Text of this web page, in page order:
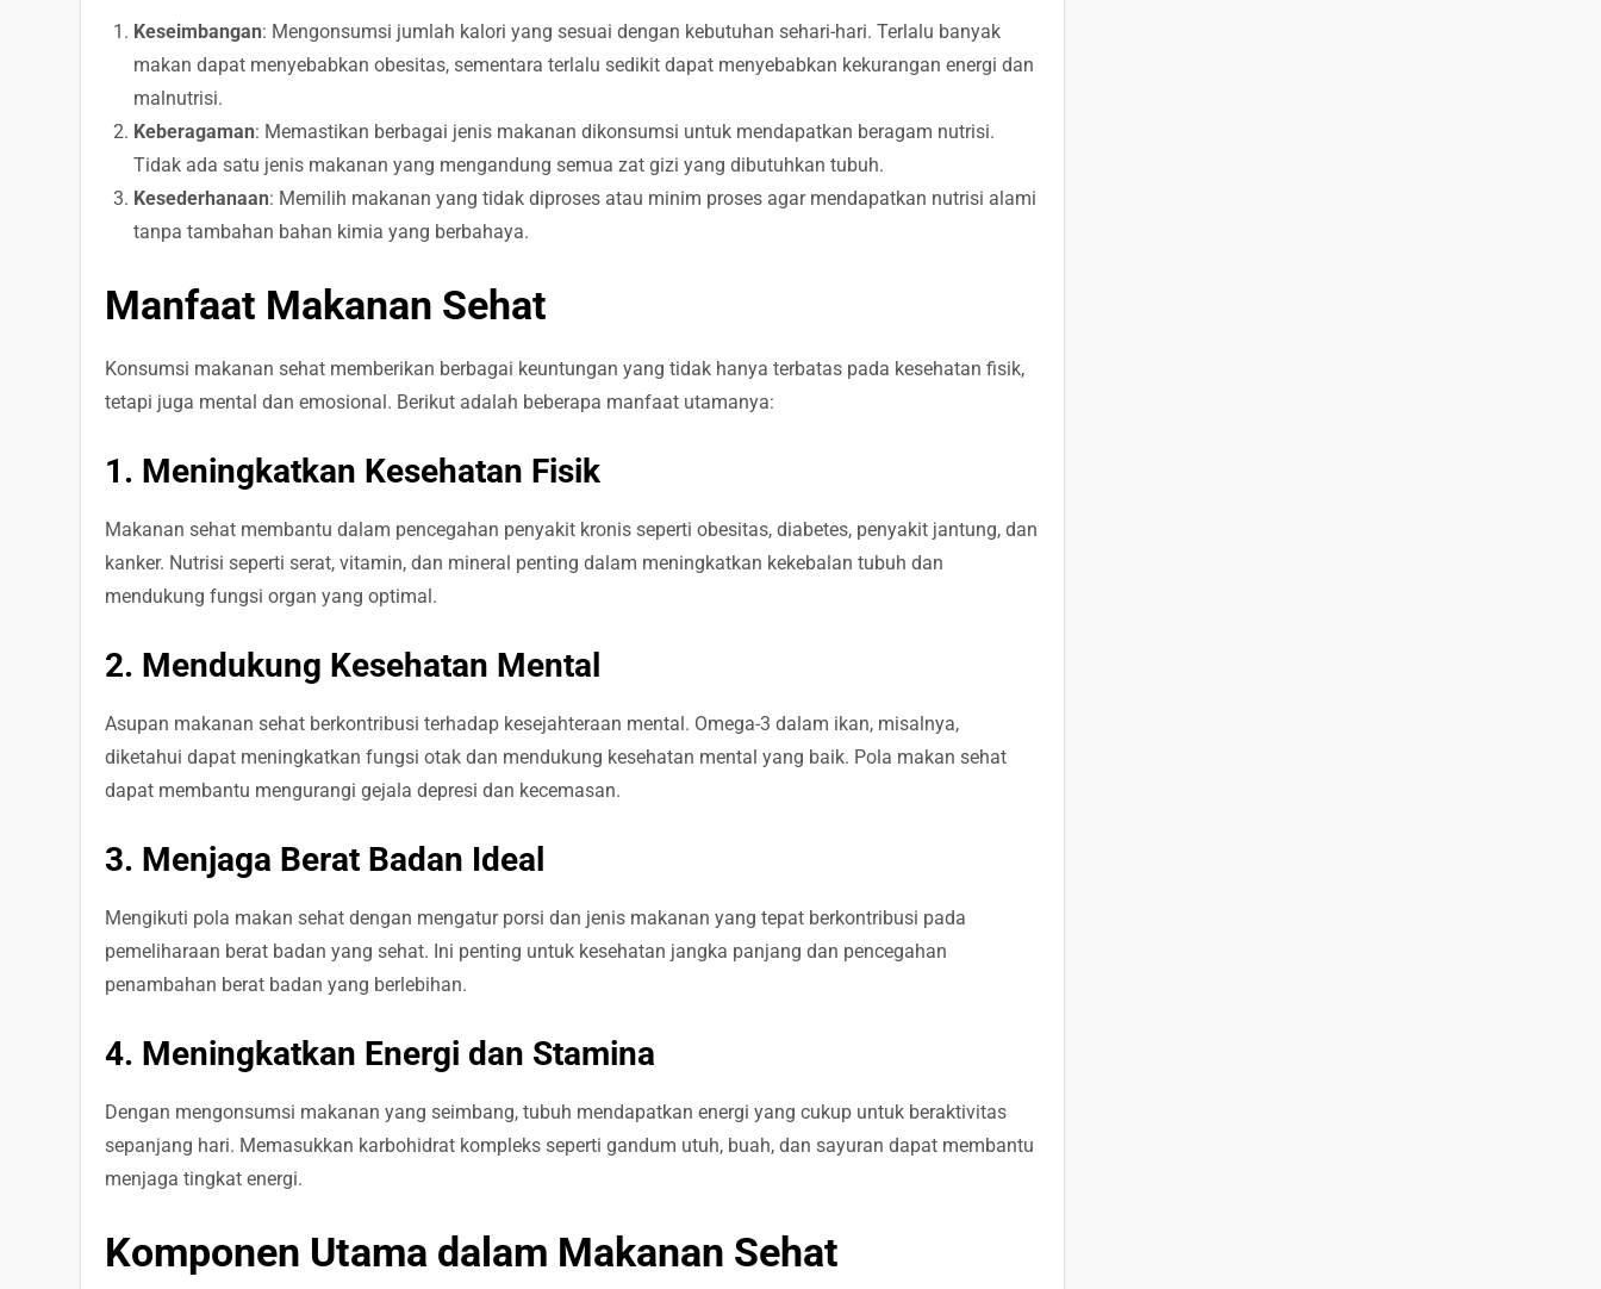
Keseimbangan: Mengonsumsi jumlah kalori yang sesuai dengan kebutuhan sehari-hari. Terlalu banyak
makan dapat menyebabkan obesitas, sementara terlalu sedikit dapat menyebabkan kekurangan energi dan
malnutrisi.
Keberagaman: Memastikan berbagai jenis makanan dikonsumsi untuk mendapatkan beragam nutrisi.
Tidak ada satu jenis makanan yang mengandung semua zat gizi yang dibutuhkan tubuh.
Kesederhanaan: Memilih makanan yang tidak diproses atau minim proses agar mendapatkan nutrisi alami
tanpa tambahan bahan kimia yang berbahaya.
Manfaat Makanan Sehat
Konsumsi makanan sehat memberikan berbagai keuntungan yang tidak hanya terbatas pada kesehatan fisik,
tetapi juga mental dan emosional. Berikut adalah beberapa manfaat utamanya:
1. Meningkatkan Kesehatan Fisik
Makanan sehat membantu dalam pencegahan penyakit kronis seperti obesitas, diabetes, penyakit jantung, dan
kanker. Nutrisi seperti serat, vitamin, dan mineral penting dalam meningkatkan kekebalan tubuh dan
mendukung fungsi organ yang optimal.
2. Mendukung Kesehatan Mental
Asupan makanan sehat berkontribusi terhadap kesejahteraan mental. Omega-3 dalam ikan, misalnya,
diketahui dapat meningkatkan fungsi otak dan mendukung kesehatan mental yang baik. Pola makan sehat
dapat membantu mengurangi gejala depresi dan kecemasan.
3. Menjaga Berat Badan Ideal
Mengikuti pola makan sehat dengan mengatur porsi dan jenis makanan yang tepat berkontribusi pada
pemeliharaan berat badan yang sehat. Ini penting untuk kesehatan jangka panjang dan pencegahan
penambahan berat badan yang berlebihan.
4. Meningkatkan Energi dan Stamina
Dengan mengonsumsi makanan yang seimbang, tubuh mendapatkan energi yang cukup untuk beraktivitas
sepanjang hari. Memasukkan karbohidrat kompleks seperti gandum utuh, buah, dan sayuran dapat membantu
menjaga tingkat energi.
Komponen Utama dalam Makanan Sehat